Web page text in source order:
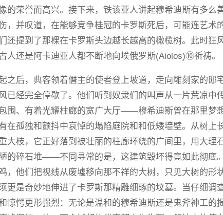
的荣誉而高兴。接下来，铁该亚人讲起穆希迪斯有多么
，并叹道，在能够竞争桂冠的卡罗斯死后，可能连艺术
还提到了那棵在卡罗斯头边越长越高的橄榄树。此时狂
人还是阿卡迪亚人都不断地向埃俄罗斯(Aiolos)⑩祈祷。
之后，典客领着僭主的使者登上坡道，走向雕刻家的邸
已经完全停歇了。他们听到奴隶们的叫声从一片荒凉中
围、有着光耀柱廊的宽广大厅——穆希迪斯曾在那里梦
在孤独和颤抖中哀悼的塌陷庭院和和低矮墙壁。从树上
大枝，它正好落到被壮丽的柱廊环绕的广间里，用大理
的碎石堆——不同寻常的是，这建筑毁坏得竟如此彻底
，他们把视线从废墟移向那不祥的大树，只见大树的形
更是奇妙地伸进了卡罗斯那精雕细琢的坟墓。当仔细调
惊愕更形强烈：无论是温和的穆希迪斯还是鬼斧神工的